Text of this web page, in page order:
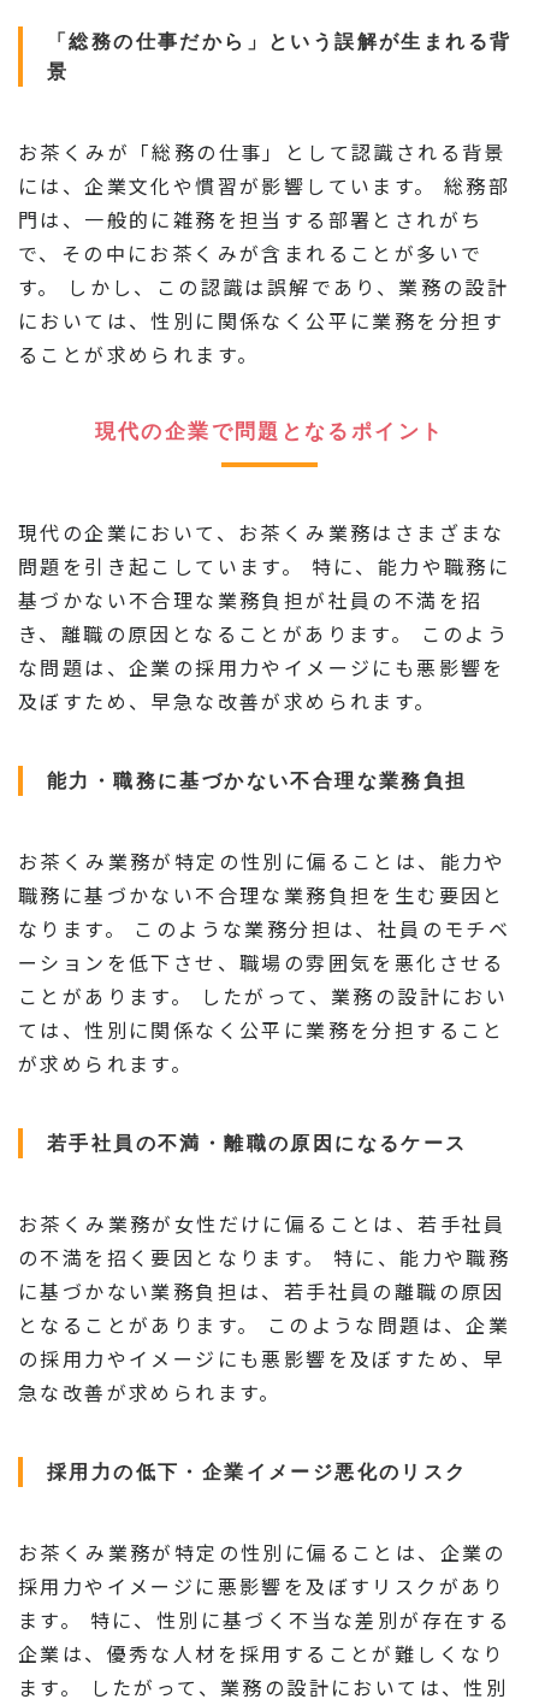
「総務の仕事だから」という誤解が生まれる背
景
お茶くみが「総務の仕事」として認識される背景
には、企業文化や慣習が影響しています。 総務部
門は、一般的に雑務を担当する部署とされがち
で、その中にお茶くみが含まれることが多いで
す。 しかし、この認識は誤解であり、業務の設計
においては、性別に関係なく公平に業務を分担す
ることが求められます。
現代の企業で問題となるポイント
現代の企業において、お茶くみ業務はさまざまな
問題を引き起こしています。 特に、能力や職務に
基づかない不合理な業務負担が社員の不満を招
き、離職の原因となることがあります。 このよう
な問題は、企業の採用力やイメージにも悪影響を
及ぼすため、早急な改善が求められます。
能力・職務に基づかない不合理な業務負担
お茶くみ業務が特定の性別に偏ることは、能力や
職務に基づかない不合理な業務負担を生む要因と
なります。 このような業務分担は、社員のモチベ
ーションを低下させ、職場の雰囲気を悪化させる
ことがあります。 したがって、業務の設計におい
ては、性別に関係なく公平に業務を分担すること
が求められます。
若手社員の不満・離職の原因になるケース
お茶くみ業務が女性だけに偏ることは、若手社員
の不満を招く要因となります。 特に、能力や職務
に基づかない業務負担は、若手社員の離職の原因
となることがあります。 このような問題は、企業
の採用力やイメージにも悪影響を及ぼすため、早
急な改善が求められます。
採用力の低下・企業イメージ悪化のリスク
お茶くみ業務が特定の性別に偏ることは、企業の
採用力やイメージに悪影響を及ぼすリスクがあり
ます。 特に、性別に基づく不当な差別が存在する
企業は、優秀な人材を採用することが難しくなり
ます。 したがって、業務の設計においては、性別